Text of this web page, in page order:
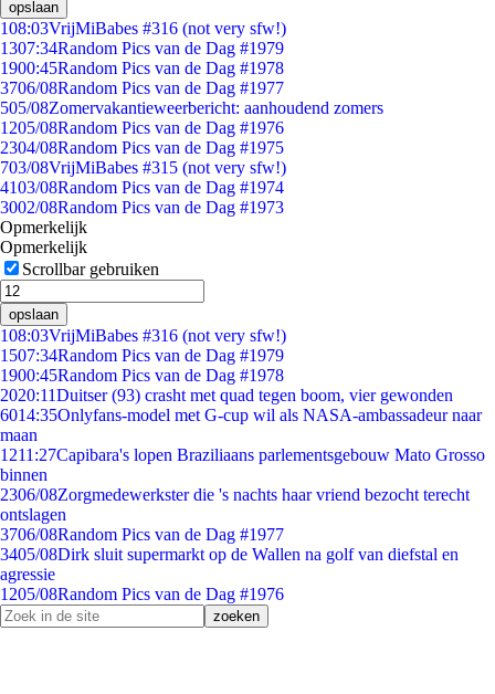
opslaan
108:03VrijMiBabes #316 (not very sfw!)
1307:34Random Pics van de Dag #1979
1900:45Random Pics van de Dag #1978
3706/08Random Pics van de Dag #1977
505/08Zomervakantieweerbericht: aanhoudend zomers
1205/08Random Pics van de Dag #1976
2304/08Random Pics van de Dag #1975
703/08VrijMiBabes #315 (not very sfw!)
4103/08Random Pics van de Dag #1974
3002/08Random Pics van de Dag #1973
Opmerkelijk
Opmerkelijk
Scrollbar gebruiken
opslaan
108:03VrijMiBabes #316 (not very sfw!)
1507:34Random Pics van de Dag #1979
1900:45Random Pics van de Dag #1978
2020:11Duitser (93) crasht met quad tegen boom, vier gewonden
6014:35Onlyfans-model met G-cup wil als NASA-ambassadeur naar
maan
1211:27Capibara's lopen Braziliaans parlementsgebouw Mato Grosso
binnen
2306/08Zorgmedewerkster die 's nachts haar vriend bezocht terecht
ontslagen
3706/08Random Pics van de Dag #1977
3405/08Dirk sluit supermarkt op de Wallen na golf van diefstal en
agressie
1205/08Random Pics van de Dag #1976